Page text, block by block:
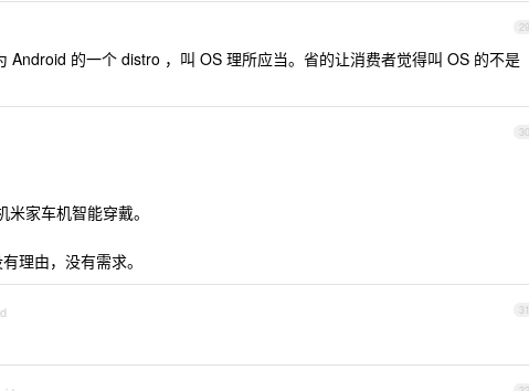
29
Android 的一个 distro ，叫 OS 理所应当。省的让消费者觉得叫 OS 的不是
30
家车机智能穿戴。
理由，没有需求。
31